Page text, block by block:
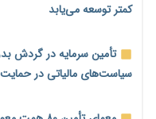
کمتر توسعه می‌یابد
تأمین سرمایه در گردش
سیاست‌های مالیاتی در حمایت